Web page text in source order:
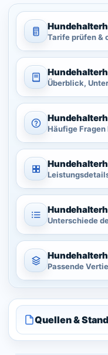
Tarife prüfen &
Überblick,
Häufige
Unterschiede
Passende
Quellen & Stand